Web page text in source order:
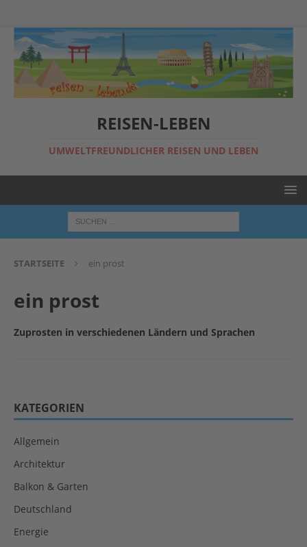
REISEN-LEBEN
UMWELTFREUNDLICHER REISEN UND LEBEN
STARTSEITE ein prost
ein prost
Zuprosten in verschiedenen Ländern und Sprachen
KATEGORIEN
Allgemein
Architektur
Balkon & Garten
Deutschland
Energie